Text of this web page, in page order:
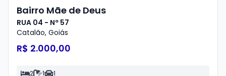
Bairro Mãe de Deus
RUA 04 - Nº 57
Catalão, Goiás
R$ 2.000,00
2 1 1